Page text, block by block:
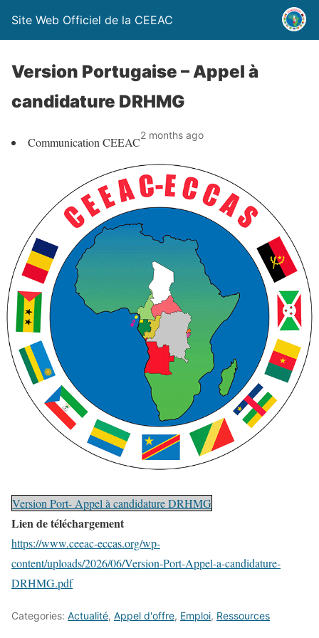
Site Web Officiel de la CEEAC
Version Portugaise – Appel à
candidature DRHMG
Communication CEEAC2 months ago
Version Port- Appel à candidature DRHMG
Lien de téléchargement
https://www.ceeac-eccas.org/wp-
content/uploads/2026/06/Version-Port-Appel-a-candidature-
DRHMG.pdf
Categories: Actualité, Appel d'offre, Emploi, Ressources